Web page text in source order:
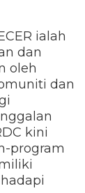
ialah
dan
oleh
dan
kini
program